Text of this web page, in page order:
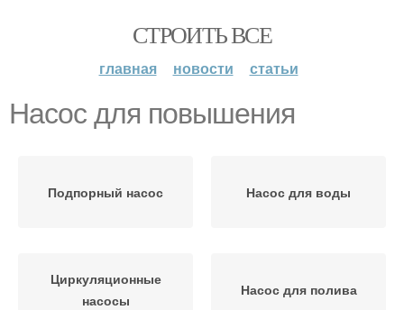
СТРОИТЬ ВСЕ
главная новости статьи
Насос для повышения
Подпорный насос Насос для воды
Циркуляционные
насосы
Насос для полива